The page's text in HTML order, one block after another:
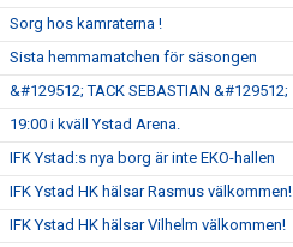
Sorg hos kamraterna !
Sista hemmamatchen för säsongen
&#129512; TACK SEBASTIAN &#129512;
19:00 i kväll Ystad Arena.
IFK Ystad:s nya borg är inte EKO-hallen
IFK Ystad HK hälsar Rasmus välkommen!
IFK Ystad HK hälsar Vilhelm välkommen!